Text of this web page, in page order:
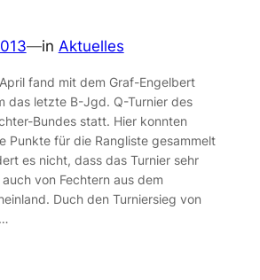
—in Aktuelles
fand mit dem Graf-Engelbert
das letzte B-Jgd. Q-Turnier des
Bundes statt. Hier konnten
Punkte für die Rangliste gesammelt
es nicht, dass das Turnier sehr
von Fechtern aus dem
Duch den Turniersieg von